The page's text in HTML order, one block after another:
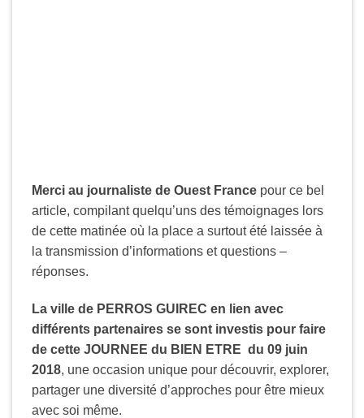
Merci au journaliste de Ouest France pour ce bel
article, compilant quelqu’uns des témoignages lors
de cette matinée où la place a surtout été laissée à
la transmission d’informations et questions –
réponses.
La ville de PERROS GUIREC en lien avec
différents partenaires se sont investis pour faire
de cette JOURNEE du BIEN ETRE du 09 juin
2018, une occasion unique pour découvrir, explorer,
partager une diversité d’approches pour être mieux
avec soi même.